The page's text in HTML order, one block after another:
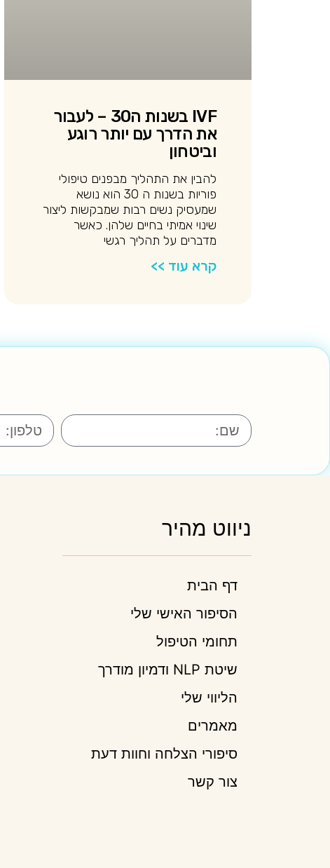
IVF בשנות ה30 – לעבור
את הדרך עם יותר רוגע
וביטחון
להבין את התהליך מבפנים טיפולי
פוריות בשנות ה 30 הוא נושא
שמעסיק נשים רבות שמבקשות ליצור
שינוי אמיתי בחיים שלהן. כאשר
מדברים על תהליך רגשי
קרא עוד >>
ניווט מהיר
דף הבית
הסיפור האישי שלי
תחומי הטיפול
שיטת NLP ודמיון מודרך
הליווי שלי
מאמרים
סיפורי הצלחה וחוות דעת
צור קשר